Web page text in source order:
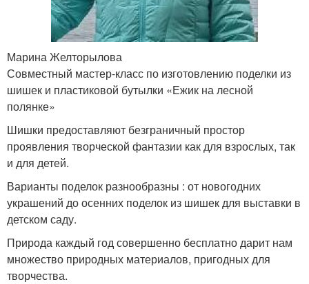
Марина Желторылова
Совместный мастер-класс по изготовлению поделки из
шишек и пластиковой бутылки «Ежик на лесной
полянке»
Шишки предоставляют безграничный простор
проявления творческой фантазии как для взрослых, так
и для детей.
Варианты поделок разнообразны : от новогодних
украшений до осенних поделок из шишек для выставки в
детском саду.
Природа каждый год совершенно бесплатно дарит нам
множество природных материалов, пригодных для
творчества.